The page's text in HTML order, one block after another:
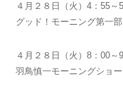
４月２８日（火）4：55～
グッド！モーニング第一
４月２８日（火）8：00～
羽鳥慎一モーニングショ